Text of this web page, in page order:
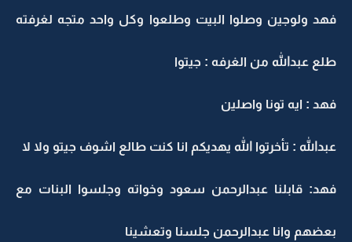
فهد ولوجين وصلوا البيت وطلعوا وكل واحد متجه لغرفته
طلع عبدالله من الغرفه : جيتوا
فهد : ايه تونا واصلين
عبدالله : تأخرتوا الله يهديكم انا كنت طالع اشوف جيتو ولا لا
فهد: قابلنا عبدالرحمن سعود وخواته وجلسوا البنات مع
بعضهم وانا عبدالرحمن جلسنا وتعشينا